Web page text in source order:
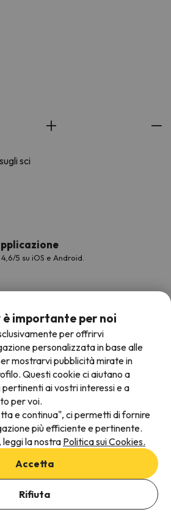
la disponibilità
Date di prenotazione
sci
5 su iOS e Android.
importante per noi
per offrirvi
personalizzata in base alle
mostrarvi pubblicità mirate in
Questi cookie ci aiutano a
ai vostri interessi e a
per voi.
e continua", ci permetti di fornire
più efficiente e pertinente.
la nostra Politica sui Cookies.
Accetta
Rifiuta